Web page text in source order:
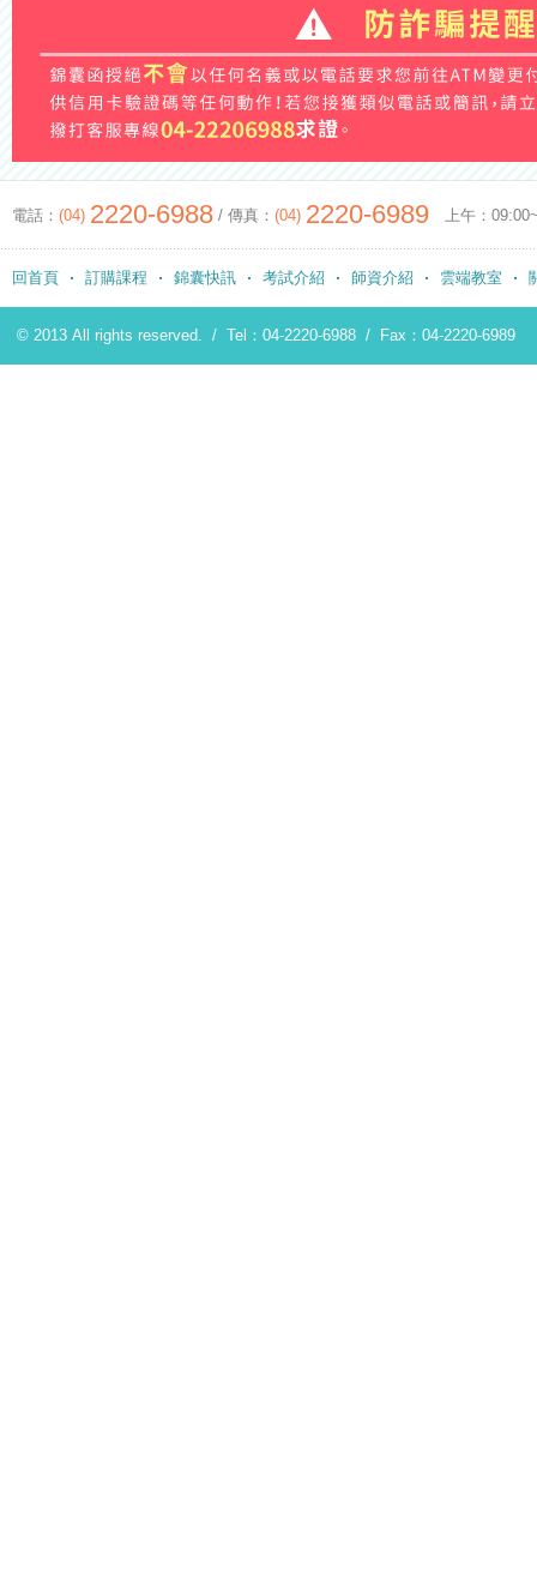
電話： (04) 2220-6988 / 傳真： (04) 2220-6989 上午：
回首頁 訂購課程 錦囊快訊 考試介紹 師資介紹 雲端教室
© 2013 All rights reserved. / Tel：04-2220-6988 / Fax：04-2220-6989